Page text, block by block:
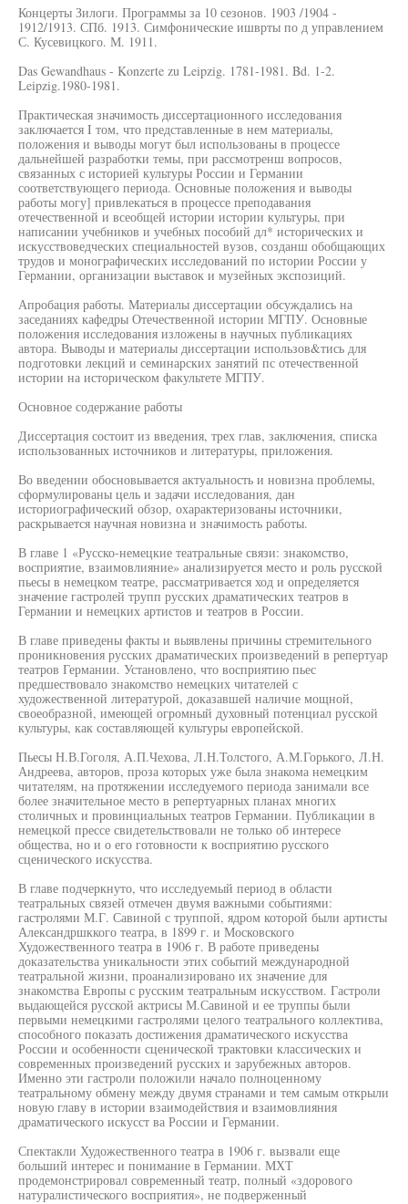
Концерты Зилоги. Программы за 10 сезонов. 1903 /1904 -
1912/1913. СПб. 1913. Симфонические ишврты по д управлением
С. Кусевицкого. М. 1911.
Das Gewandhaus - Konzerte zu Leipzig. 1781-1981. Bd. 1-2.
Leipzig.1980-1981.
Практическая значимость диссертационного исследования
заключается I том, что представленные в нем материалы,
положения и выводы могут был использованы в процессе
дальнейшей разработки темы, при рассмотренш вопросов,
связанных с историей культуры России и Германии
соответствующего периода. Основные положения и выводы
работы могу] привлекаться в процессе преподавания
отечественной и всеобщей истории истории культуры, при
написании учебников и учебных пособий дл* исторических и
искусствоведческих специальностей вузов, созданш обобщающих
трудов и монографических исследований по истории России у
Германии, организации выставок и музейных экспозиций.
Апробация работы. Материалы диссертации обсуждались на
заседаниях кафедры Отечественной истории МГПУ. Основные
положения исследования изложены в научных публикациях
автора. Выводы и материалы диссертации использов&тись для
подготовки лекций и семинарских занятий пс отечественной
истории на историческом факультете МГПУ.
Основное содержание работы
Диссертация состоит из введения, трех глав, заключения, списка
использованных источников и литературы, приложения.
Во введении обосновывается актуальность и новизна проблемы,
сформулированы цель и задачи исследования, дан
историографический обзор, охарактеризованы источники,
раскрывается научная новизна и значимость работы.
В главе 1 «Русско-немецкие театральные связи: знакомство,
восприятие, взаимовлияние» анализируется место и роль русской
пьесы в немецком театре, рассматривается ход и определяется
значение гастролей трупп русских драматических театров в
Германии и немецких артистов и театров в России.
В главе приведены факты и выявлены причины стремительного
проникновения русских драматических произведений в репертуар
театров Германии. Установлено, что восприятию пьес
предшествовало знакомство немецких читателей с
художественной литературой, доказавшей наличие мощной,
своеобразной, имеющей огромный духовный потенциал русской
культуры, как составляющей культуры европейской.
Пьесы Н.В.Гоголя, А.П.Чехова, Л.Н.Толстого, А.М.Горького, Л.Н.
Андреева, авторов, проза которых уже была знакома немецким
читателям, на протяжении исследуемого периода занимали все
более значительное место в репертуарных планах многих
столичных и провинциальных театров Германии. Публикации в
немецкой прессе свидетельствовали не только об интересе
общества, но и о его готовности к восприятию русского
сценического искусства.
В главе подчеркнуто, что исследуемый период в области
театральных связей отмечен двумя важными событиями:
гастролями М.Г. Савиной с труппой, ядром которой были артисты
Александршккого театра, в 1899 г. и Московского
Художественного театра в 1906 г. В работе приведены
доказательства уникальности этих событий международной
театральной жизни, проанализировано их значение для
знакомства Европы с русским театральным искусством. Гастроли
выдающейся русской актрисы М.Савиной и ее труппы были
первыми немецкими гастролями целого театрального коллектива,
способного показать достижения драматического искусства
России и особенности сценической трактовки классических и
современных произведений русских и зарубежных авторов.
Именно эти гастроли положили начало полноценному
театральному обмену между двумя странами и тем самым открыли
новую главу в истории взаимодействия и взаимовлияния
драматического искусст ва России и Германии.
Спектакли Художественного театра в 1906 г. вызвали еще
больший интерес и понимание в Германии. МХТ
продемонстрировал современный театр, полный «здорового
натуралистического восприятия», не подверженный